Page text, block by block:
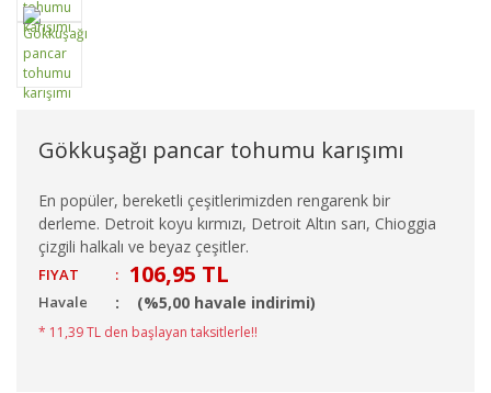
Gökkuşağı pancar tohumu karışımı
En popüler, bereketli çeşitlerimizden rengarenk bir
derleme. Detroit koyu kırmızı, Detroit Altın sarı, Chioggia
çizgili halkalı ve beyaz çeşitler.
FIYAT : 106,95 TL
Havale (%5,00 havale indirimi)
* 11,39 TL den başlayan taksitlerle!!